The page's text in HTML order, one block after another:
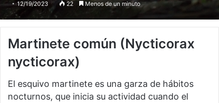
12/19/2023 22 Menos de un minuto
Martinete común (Nycticorax
nycticorax)
El esquivo martinete es una garza de hábitos
nocturnos, que inicia su actividad cuando el